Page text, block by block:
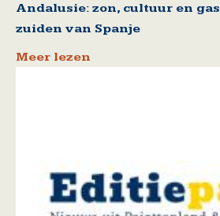
Andalusie: zon, cultuur en
zuiden van Spanje
Meer lezen